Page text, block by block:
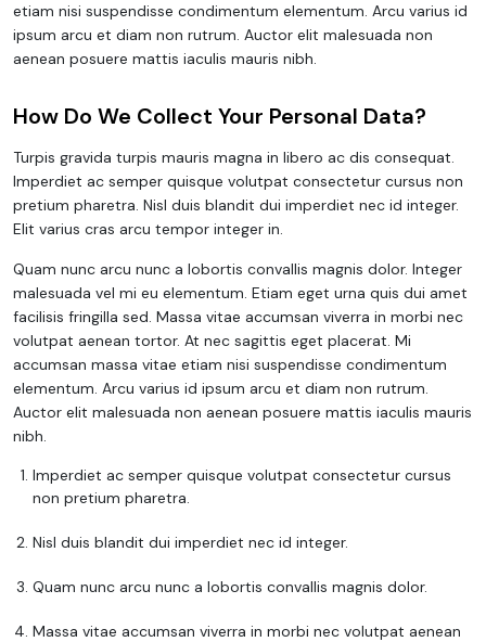
etiam nisi suspendisse condimentum elementum. Arcu varius id
ipsum arcu et diam non rutrum. Auctor elit malesuada non
aenean posuere mattis iaculis mauris nibh.
How Do We Collect Your Personal Data?
Turpis gravida turpis mauris magna in libero ac dis consequat.
Imperdiet ac semper quisque volutpat consectetur cursus non
pretium pharetra. Nisl duis blandit dui imperdiet nec id integer.
Elit varius cras arcu tempor integer in.
Quam nunc arcu nunc a lobortis convallis magnis dolor. Integer
malesuada vel mi eu elementum. Etiam eget urna quis dui amet
facilisis fringilla sed. Massa vitae accumsan viverra in morbi nec
volutpat aenean tortor. At nec sagittis eget placerat. Mi
accumsan massa vitae etiam nisi suspendisse condimentum
elementum. Arcu varius id ipsum arcu et diam non rutrum.
Auctor elit malesuada non aenean posuere mattis iaculis mauris
nibh.
Imperdiet ac semper quisque volutpat consectetur cursus
non pretium pharetra.
Nisl duis blandit dui imperdiet nec id integer.
Quam nunc arcu nunc a lobortis convallis magnis dolor.
Massa vitae accumsan viverra in morbi nec volutpat aenean